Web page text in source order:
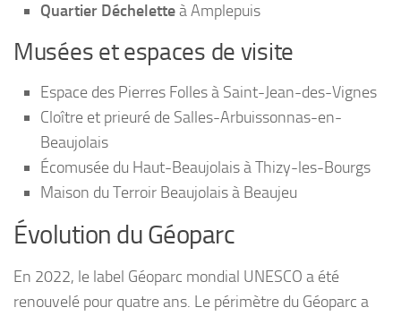
Quartier Décheletteà Amplepuis
Musées et espaces de visite
Espace des Pierres Folles à Saint-Jean-des-Vignes
Cloître et prieuré de Salles-Arbuissonnas-en-
Beaujolais
Écomusée du Haut-Beaujolais à Thizy-les-Bourgs
Maison du Terroir Beaujolais à Beaujeu
Évolution du Géoparc
En 2022, le label Géoparc mondial UNESCO a été
renouvelé pour quatre ans. Le périmètre du Géoparc a